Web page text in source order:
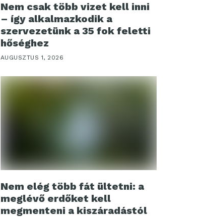
Nem csak több vizet kell inni
– így alkalmazkodik a
szervezetünk a 35 fok feletti
hőséghez
AUGUSZTUS 1, 2026
Nem elég több fát ültetni: a
meglévő erdőket kell
megmenteni a kiszáradástól